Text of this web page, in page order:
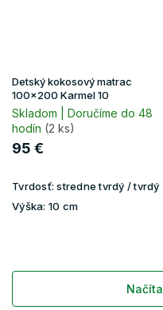
Detský kokosový matrac
100x200 Karmel 10
Skladom | Doručíme do 48
hodín (2 ks)
95 €
Tvrdosť: stredne tvrdý / tvrdý
Výška: 10 cm